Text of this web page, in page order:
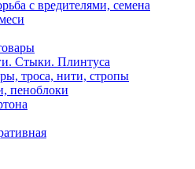
с вредителями, семена
Стыки. Плинтуса
троса, нити, стропы
пеноблоки